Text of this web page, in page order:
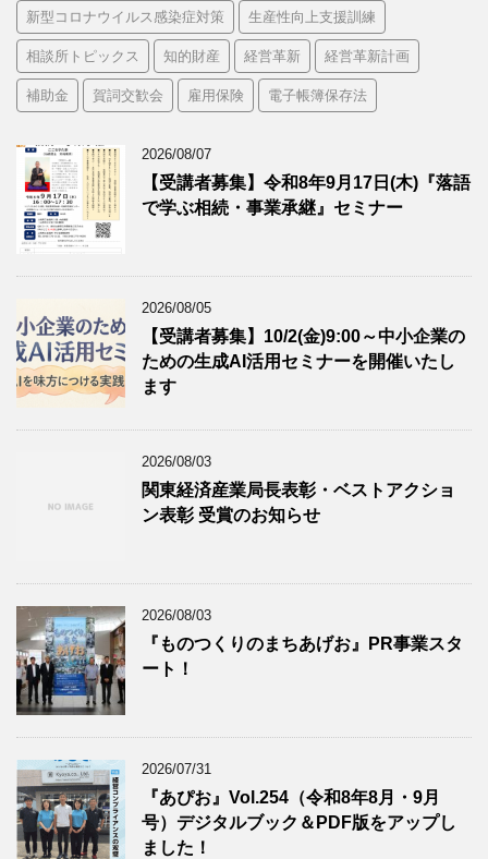
新型コロナウイルス感染症対策 生産性向上支援訓練
相談所トピックス 知的財産 経営革新 経営革新計画
補助金 賀詞交歓会 雇用保険 電子帳簿保存法
2026/08/07
【受講者募集】令和8年9月17日(木)『落語
で学ぶ相続・事業承継』セミナー
2026/08/05
【受講者募集】10/2(金)9:00～中小企業の
ための生成AI活用セミナーを開催いたし
ます
2026/08/03
関東経済産業局長表彰・ベストアクショ
ン表彰 受賞のお知らせ
2026/08/03
『ものつくりのまちあげお』PR事業スタ
ート！
2026/07/31
『あぴお』Vol.254（令和8年8月・9月
号）デジタルブック＆PDF版をアップし
ました！